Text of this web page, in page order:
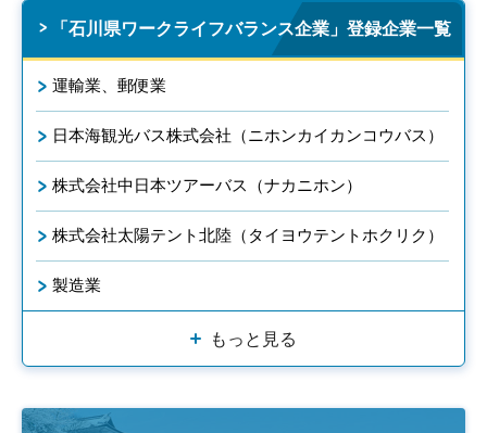
「石川県ワークライフバランス企業」登録企業一覧
運輸業、郵便業
日本海観光バス株式会社（ニホンカイカンコウバス）
株式会社中日本ツアーバス（ナカニホン）
株式会社太陽テント北陸（タイヨウテントホクリク）
製造業
もっと見る